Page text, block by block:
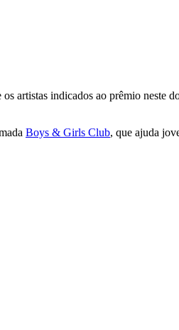
artistas indicados ao prêmio neste
Boys & Girls Club, que ajuda